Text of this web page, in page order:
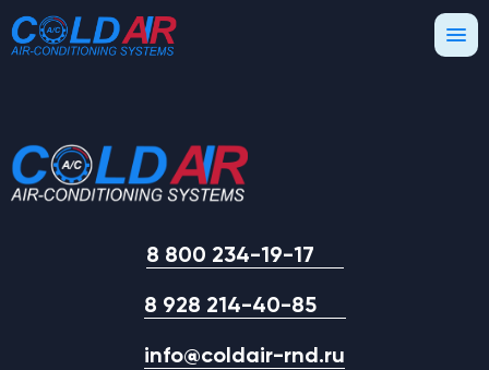
8 800 234-19-17
8 928 214-40-85
info@coldair-rnd.ru